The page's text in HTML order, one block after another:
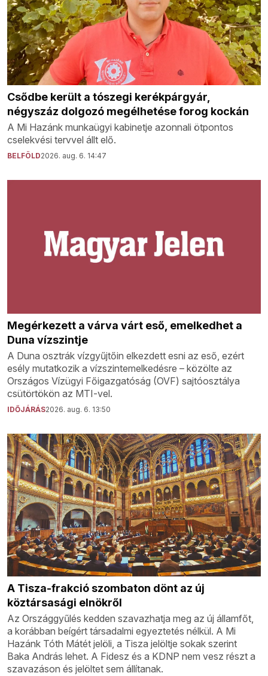
Csődbe került a tószegi kerékpárgyár,
négyszáz dolgozó megélhetése forog kockán
A Mi Hazánk munkaügyi kabinetje azonnali ötpontos
cselekvési tervvel állt elő.
BELFÖLD2026. aug. 6. 14:47
Megérkezett a várva várt eső, emelkedhet a
Duna vízszintje
A Duna osztrák vízgyűjtőin elkezdett esni az eső, ezért
esély mutatkozik a vízszintemelkedésre – közölte az
Országos Vízügyi Főigazgatóság (OVF) sajtóosztálya
csütörtökön az MTI-vel.
IDŐJÁRÁS2026. aug. 6. 13:50
A Tisza-frakció szombaton dönt az új
köztársasági elnökről
Az Országgyűlés kedden szavazhatja meg az új államfőt,
a korábban beígért társadalmi egyeztetés nélkül. A Mi
Hazánk Tóth Mátét jelöli, a Tisza jelöltje sokak szerint
Baka András lehet. A Fidesz és a KDNP nem vesz részt a
szavazáson és jelöltet sem állítanak.